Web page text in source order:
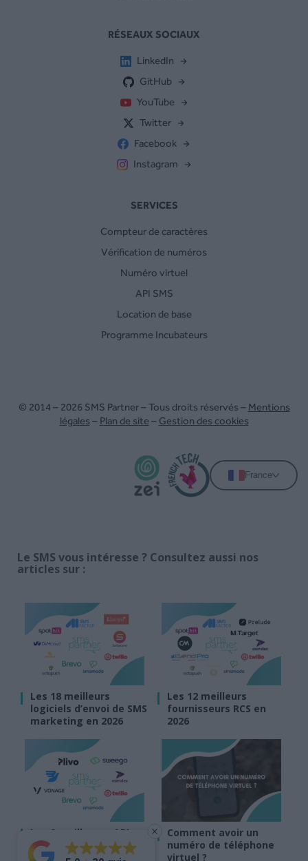
RÉSEAUX SOCIAUX
LinkedIn
GitHub
YouTube
Twitter
Facebook
Instagram
SERVICES
Compteur de caractères
Vérification de numéros
Numéro virtuel
API SMS
Location de base
Programme Incubateurs
© 2014 – 2026 SMS Partner – Tous droits réservés – Mentions
légales – Plan de site – Gestion des cookies
France
Le SMS vous intéresse ? Consultez aussi nos
articles sur :
Les 18 meilleurs
logiciels d’envoi de SMS
marketing en 2026
Les 12 meilleurs
fournisseurs RCS en
2026
Les 9 meilleures API
SMS en 2026
Comment avoir un
numéro de téléphone
virtuel ?